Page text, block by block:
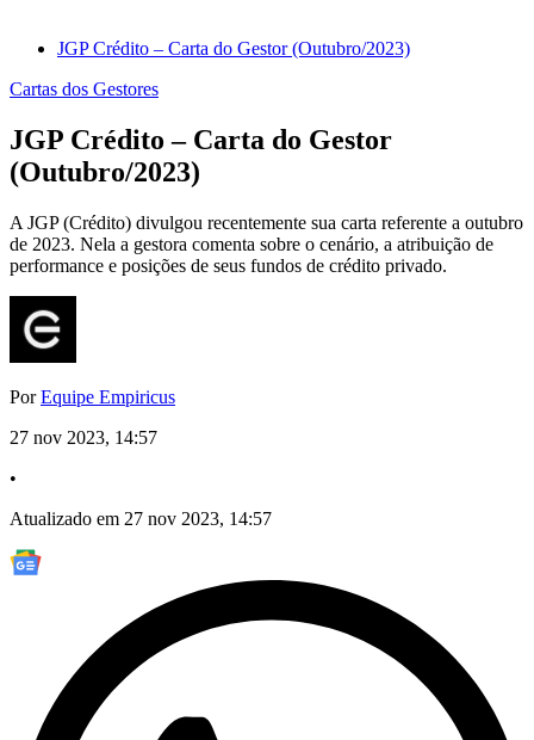
JGP Crédito – Carta do Gestor (Outubro/2023)
Cartas dos Gestores
JGP Crédito – Carta do Gestor
(Outubro/2023)
A JGP (Crédito) divulgou recentemente sua carta referente a outubro
de 2023. Nela a gestora comenta sobre o cenário, a atribuição de
performance e posições de seus fundos de crédito privado.
PorEquipe Empiricus
27 nov 2023, 14:57
•
Atualizado em 27 nov 2023, 14:57